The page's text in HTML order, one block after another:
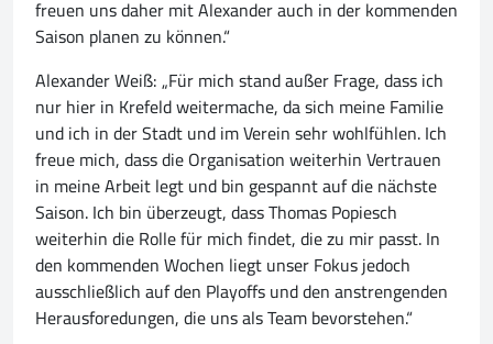
freuen uns daher mit Alexander auch in der kommenden
Saison planen zu können.“
Alexander Weiß: „Für mich stand außer Frage, dass ich
nur hier in Krefeld weitermache, da sich meine Familie
und ich in der Stadt und im Verein sehr wohlfühlen. Ich
freue mich, dass die Organisation weiterhin Vertrauen
in meine Arbeit legt und bin gespannt auf die nächste
Saison. Ich bin überzeugt, dass Thomas Popiesch
weiterhin die Rolle für mich findet, die zu mir passt. In
den kommenden Wochen liegt unser Fokus jedoch
ausschließlich auf den Playoffs und den anstrengenden
Herausforedungen, die uns als Team bevorstehen.“